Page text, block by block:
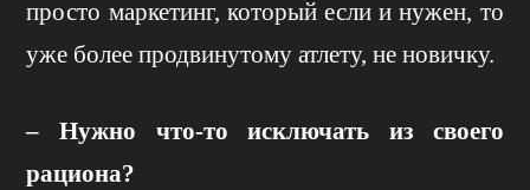
просто маркетинг, который если и нужен, то
уже более продвинутому атлету, не новичку.
– Нужно что-то исключать из своего
рациона?